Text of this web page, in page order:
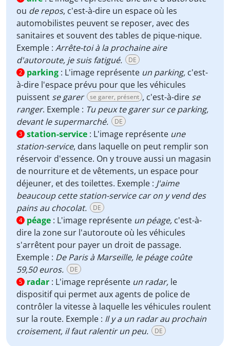
ou de repos, c'est-à-dire un espace où les
automobilistes peuvent se reposer, avec des
sanitaires et souvent des tables de pique-nique.
Exemple : Arrête-toi à la prochaine aire
d'autoroute, je suis fatigué.
DE
2 parking : L'image représente un parking, c'est-
à-dire l'espace prévu pour que les véhicules
puissent se garer se garer, présent , c'est-à-dire se
ranger. Exemple : Tu peux te garer sur ce parking,
devant le supermarché.
DE
3 station-service : L'image représente une
station-service, dans laquelle on peut remplir son
réservoir d'essence. On y trouve aussi un magasin
de nourriture et de vêtements, un espace pour
déjeuner, et des toilettes. Exemple : J'aime
beaucoup cette station-service car on y vend des
pains au chocolat.
DE
4 péage : L'image représente un péage, c'est-à-
dire la zone sur l'autoroute où les véhicules
s'arrêtent pour payer un droit de passage.
Exemple : De Paris à Marseille, le péage coûte
59,50 euros.
DE
5 radar : L'image représente un radar, le
dispositif qui permet aux agents de police de
contrôler la vitesse à laquelle les véhicules roulent
sur la route. Exemple : Il y a un radar au prochain
croisement, il faut ralentir un peu.
DE